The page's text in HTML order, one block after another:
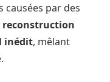
par des
reconstruction
inédit, mêlant